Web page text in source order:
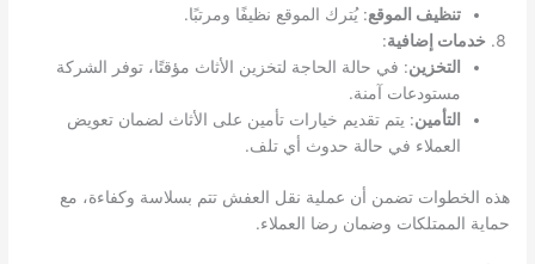
تنظيف الموقع: يُترك الموقع نظيفًا ومرتبًا.
خدمات إضافية:
التخزين: في حالة الحاجة لتخزين الأثاث مؤقتًا، توفر الشركة
مستودعات آمنة.
التأمين: يتم تقديم خيارات تأمين على الأثاث لضمان تعويض
العملاء في حالة حدوث أي تلف.
هذه الخطوات تضمن أن عملية نقل العفش تتم بسلاسة وكفاءة، مع
حماية الممتلكات وضمان رضا العملاء.